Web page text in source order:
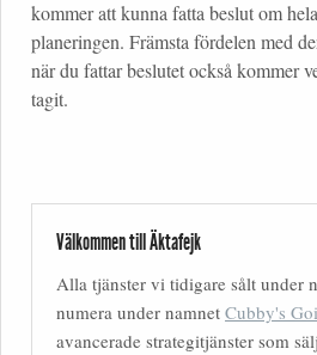
kommer att kunna fatta beslut om
planeringen. Främsta fördelen med
när du fattar beslutet också kommer
tagit.
Välkommen till Äktafejk
Alla tjänster vi tidigare sålt under
numera under namnet Cubby's
avancerade strategitjänster som